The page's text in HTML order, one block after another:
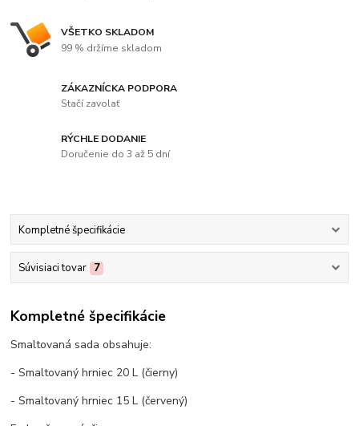
VŠETKO SKLADOM
99 % držíme skladom
ZÁKAZNÍCKA PODPORA
Stačí zavolať
RÝCHLE DODANIE
Doručenie do 3 až 5 dní
Kompletné špecifikácie
Súvisiaci tovar 7
Kompletné špecifikácie
Smaltovaná sada obsahuje:
- Smaltovaný hrniec 20 L (čierny)
- Smaltovaný hrniec 15 L (červený)